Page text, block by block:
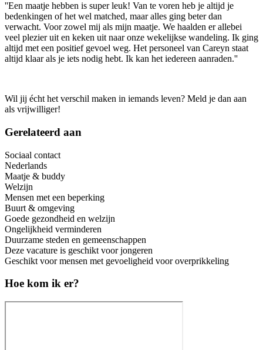
''Een maatje hebben is super leuk! Van te voren heb je altijd je
bedenkingen of het wel matched, maar alles ging beter dan
verwacht. Voor zowel mij als mijn maatje. We haalden er allebei
veel plezier uit en keken uit naar onze wekelijkse wandeling. Ik ging
altijd met een positief gevoel weg. Het personeel van Careyn staat
altijd klaar als je iets nodig hebt. Ik kan het iedereen aanraden.''
Wil jij écht het verschil maken in iemands leven? Meld je dan aan
als vrijwilliger!
Gerelateerd aan
Sociaal contact
Nederlands
Maatje & buddy
Welzijn
Mensen met een beperking
Buurt & omgeving
Goede gezondheid en welzijn
Ongelijkheid verminderen
Duurzame steden en gemeenschappen
Deze vacature is geschikt voor jongeren
Geschikt voor mensen met gevoeligheid voor overprikkeling
Hoe kom ik er?